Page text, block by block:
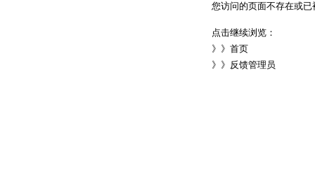
您访问的页面不存在或已
点击继续浏览：
》》 首页
》》 反馈管理员